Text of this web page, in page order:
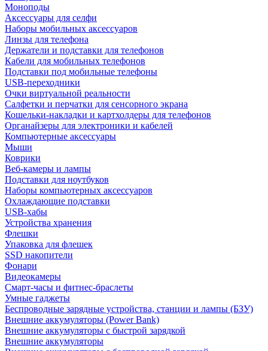
Моноподы
Аксессуары для селфи
Наборы мобильных аксессуаров
Линзы для телефона
Держатели и подставки для телефонов
Кабели для мобильных телефонов
Подставки под мобильные телефоны
USB-переходники
Очки виртуальной реальности
Салфетки и перчатки для сенсорного экрана
Кошельки-накладки и картхолдеры для телефонов
Органайзеры для электроники и кабелей
Компьютерные аксессуары
Мыши
Коврики
Веб-камеры и лампы
Подставки для ноутбуков
Наборы компьютерных аксессуаров
Охлаждающие подставки
USB-хабы
Устройства хранения
Флешки
Упаковка для флешек
SSD накопители
Фонари
Видеокамеры
Смарт-часы и фитнес-браслеты
Умные гаджеты
Беспроводные зарядные устройства, станции и лампы (БЗУ)
Внешние аккумуляторы (Power Bank)
Внешние аккумуляторы с быстрой зарядкой
Внешние аккумуляторы